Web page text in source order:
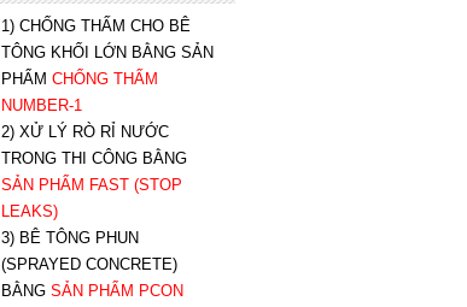
1) CHỐNG THẤM CHO BÊ
TÔNG KHỐI LỚN BẰNG SẢN
PHẨM CHỐNG THẤM
NUMBER-1
2) XỬ LÝ RÒ RỈ NƯỚC
TRONG THI CÔNG BẰNG
SẢN PHẨM FAST (STOP
LEAKS)
3) BÊ TÔNG PHUN
(SPRAYED CONCRETE)
BẰNG SẢN PHẨM PCON